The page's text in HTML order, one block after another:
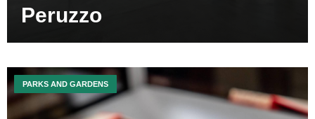
Peruzzo
PARKS AND GARDENS